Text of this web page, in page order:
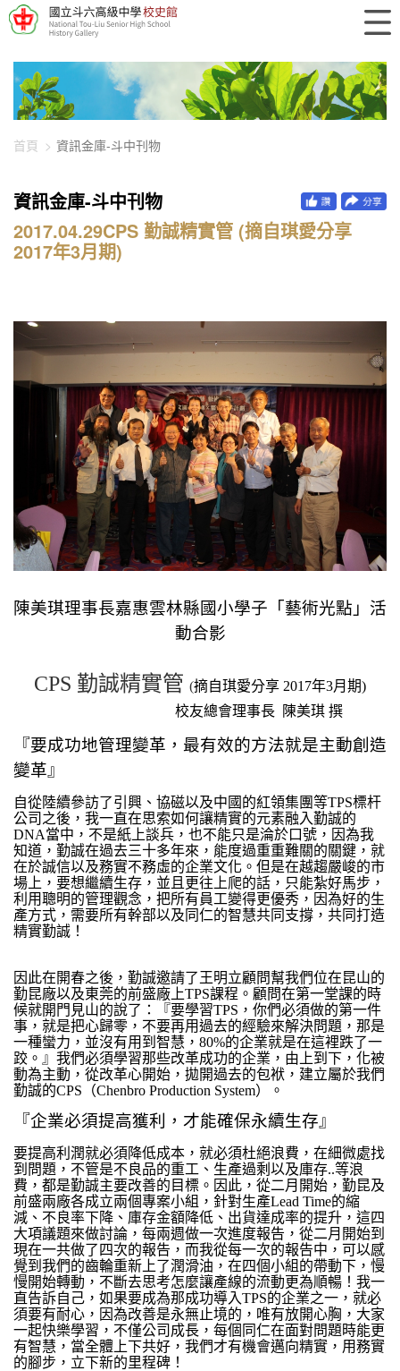
448-2480
首頁 資訊金庫-斗中刊物
資訊金庫-斗中刊物
2017.04.29CPS 勤誠精實管 (摘自琪愛分享
2017年3月期)
陳美琪理事長嘉惠雲林縣國小學子「藝術光點」活
動合影
CPS 勤誠精實管 (摘自琪愛分享 2017年3月期)
校友總會理事長
陳美琪 撰
『要成功地管理變革，最有效的方法就是主動創造
變革』
自從陸續參訪了引興、協磁以及中國的紅領集團等TPS標杆
公司之後，我一直在思索如何讓精實的元素融入勤誠的
DNA當中，不是紙上談兵，也不能只是淪於口號，因為我
知道，勤誠在過去三十多年來，能度過重重難關的關鍵，就
在於誠信以及務實不務虛的企業文化。但是在越趨嚴峻的市
場上，要想繼續生存，並且更往上爬的話，只能紮好馬步，
利用聰明的管理觀念，把所有員工變得更優秀， 因為好的生
產方式，需要所有幹部以及同仁的智慧共同支撐，共同打造
精實勤誠！
因此在開春之後，勤誠邀請了王明立顧問幫我們位在昆山的
勤昆廠以及東莞的前盛廠上TPS課程。顧問在第一堂課的時
候就開門見山的說了：『要學習TPS ，你們必須做的第一件
事，就是把心歸零，不要再用過去的經驗來解決問題，那是
一種蠻力，並沒有用到智慧， 80%的企業就是在這裡跌了一
跤。』我們必須學習那些改革成功的企業，由上到下，化被
動為主動，從改革心開始，拋開過去的包袱，建立屬於我們
勤誠的CPS （Chenbro Production System）。
『企業必須提高獲利，才能確保永續生存』
要提高利潤就必須降低成本，就必須杜絕浪費，在細微處找
到問題，不管是不良品的重工、生產過剩以及庫存..等浪
費，都是勤誠主要改善的目標。因此，從二月開始，勤昆及
前盛兩廠各成立兩個專案小組，針對生產Lead Time的縮
減、不良率下降、庫存金額降低、出貨達成率的提升，這四
大項議題來做討論，每兩週做一次進度報告，從二月開始到
現在一共做了四次的報告，而我從每一次的報告中，可以感
覺到我們的齒輪重新上了潤滑油，在四個小組的帶動下，慢
慢開始轉動，不斷去思考怎麼讓產線的流動更為順暢！我一
直告訴自己，如果要成為那成功導入TPS的企業之一，就必
須要有耐心，因為改善是永無止境的，唯有放開心胸，大家
一起快樂學習，不僅公司成長，每個同仁在面對問題時能更
有智慧，當全體上下共好，我們才有機會邁向精實，用務實
的腳步，立下新的里程碑！